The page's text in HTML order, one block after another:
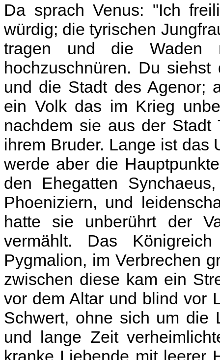
Da sprach Venus: "Ich
würdig; die tyrischen
tragen und die Waden
hochzuschnüren. Du
und die Stadt des Agenor;
ein Volk das im Krieg
nachdem sie aus der
ihrem Bruder. Lange ist das
werde aber die
den Ehegatten
Phoeniziern, und
hatte sie unberührt der
vermählt. Das
Pygmalion, im Verbrechen
zwischen diese kam ein
vor dem Altar und blind vor
Schwert, ohne sich um die
und lange Zeit
kranke Liebende mit leerer